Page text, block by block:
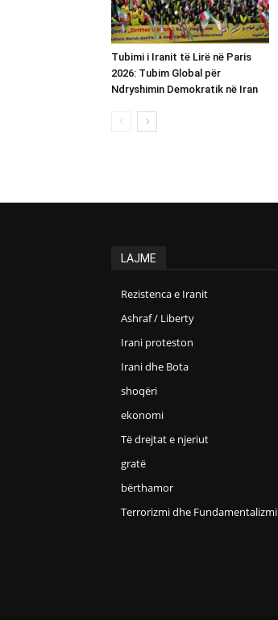
Tubimi i Iranit të Lirë në Paris
2026: Tubim Global për
Ndryshimin Demokratik në Iran
LAJME
Rezistenca e Iranit
Ashraf / Liberty
Irani proteston
Irani dhe Bota
shoqëri
ekonomi
Të drejtat e njeriut
gratë
bërthamor
Terrorizmi dhe Fundamentalizmi